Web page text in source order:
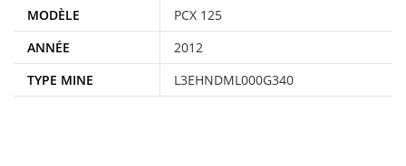
MODÈLE
PCX 125
ANNÉE
2012
TYPE MINE
L3EHNDML000G340